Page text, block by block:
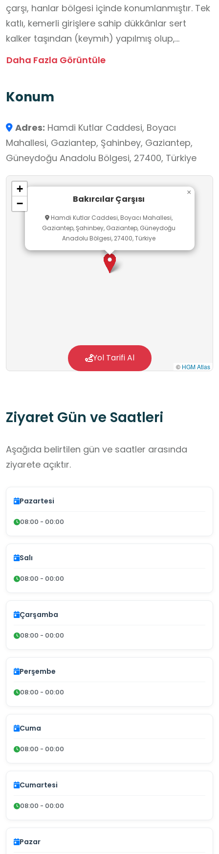
çarşı, hanlar bölgesi içinde konumlanmıştır. Tek
katlı, kemerli girişlere sahip dükkânlar sert
kalker taşından (keymıh) yapılmış olup,
geleneksel Gaziantep mimarisinin en güzel
kuyumcu ve daha birçok el sanatçısının da
hem ustaların el emeğini izleyebilir, hem de
Gaziantep’in zengin kültürel mirasını yansıtan
özgün hediyelik eşyalar satın alabilirsiniz. Kültür
Yolu Projesi kapsamında restore edilen ve
Tarihi Kentler Birliği’nin “Başarı Ödülü”ne layık
görülen çarşı, geleneksel el sanatlarının
yaşatıldığı ve gelecek nesillere aktarıldığı bir
kültür hazinesi niteliğindedir.
Daha Fazla Görüntüle
Konum
Adres: Hamdi Kutlar Caddesi, Boyacı
Mahallesi, Gaziantep, Şahinbey, Gaziantep,
Güneydoğu Anadolu Bölgesi, 27400, Türkiye
Bakırcılar Çarşısı
Hamdi Kutlar Caddesi, Boyacı Mahallesi,
Gaziantep, Şahinbey, Gaziantep, Güneydoğu
Anadolu Bölgesi, 27400, Türkiye
×
+
−
© HGM Atlas
Yol Tarifi Al
Ziyaret Gün ve Saatleri
Aşağıda belirtilen gün ve saatler arasında
ziyarete açıktır.
Pazartesi
08:00 - 00:00
Salı
08:00 - 00:00
Çarşamba
08:00 - 00:00
Perşembe
08:00 - 00:00
Cuma
08:00 - 00:00
Cumartesi
08:00 - 00:00
Pazar